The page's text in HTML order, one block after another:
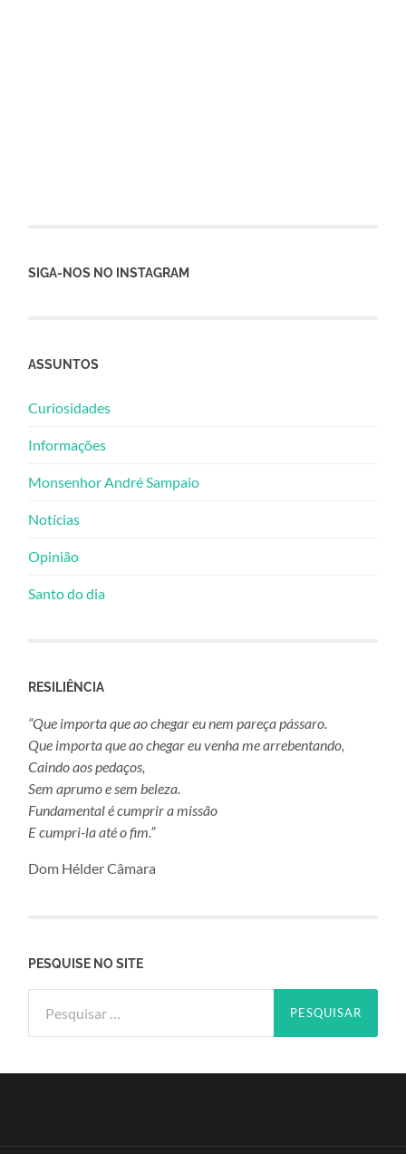
SIGA-NOS NO INSTAGRAM
ASSUNTOS
Curiosidades
Informações
Monsenhor André Sampaio
Notícias
Opinião
Santo do dia
RESILIÊNCIA
“Que importa que ao chegar eu nem pareça pássaro.
Que importa que ao chegar eu venha me arrebentando,
Caindo aos pedaços,
Sem aprumo e sem beleza.
Fundamental é cumprir a missão
E cumpri-la até o fim.”
Dom Hélder Câmara
PESQUISE NO SITE
por: